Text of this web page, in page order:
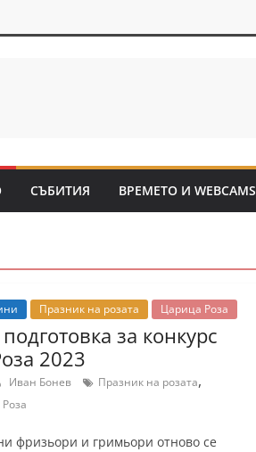
СЪБИТИЯ ВРЕМЕТО И WEBCAMS
Празник на розата Царица Роза
за конкурс
2023
Иван Бонев Празник на розата,
фризьори и гримьори отново се